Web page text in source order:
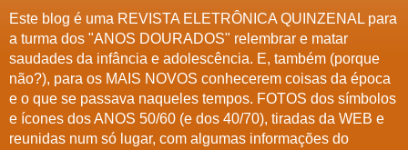
Este blog é uma REVISTA ELETRÔNICA QUINZENAL para
a turma dos "ANOS DOURADOS" relembrar e matar
saudades da infância e adolescência. E, também (porque
não?), para os MAIS NOVOS conhecerem coisas da época
e o que se passava naqueles tempos. FOTOS dos símbolos
e ícones dos ANOS 50/60 (e dos 40/70), tiradas da WEB e
reunidas num só lugar, com algumas informações do